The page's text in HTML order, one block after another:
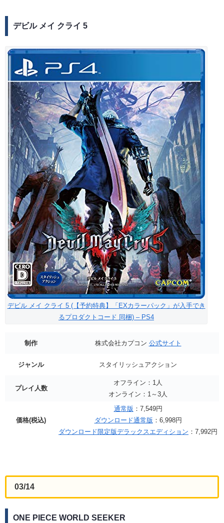
デビル メイ クライ 5
デビル メイ クライ 5 (【予約特典】「EXカラーパック」が入手でき
るプロダクトコード 同梱) – PS4
制作 株式会社カプコン 公式サイト
ジャンル スタイリッシュアクション
プレイ人数
オフライン：1人
オンライン：1～3人
価格(税込)
通常版 ：7,549円
ダウンロード通常版 ：6,998円
ダウンロード限定版デラックスエディション ：7,992円
03/14
ONE PIECE WORLD SEEKER